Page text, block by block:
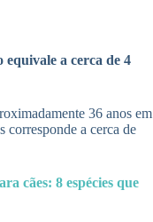
a cerca de 4
36 anos em
corresponde a cerca de
cães: 8 espécies que